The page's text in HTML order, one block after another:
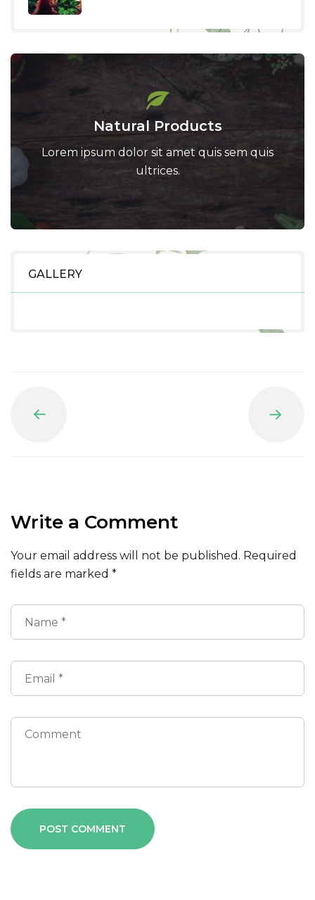
Natural Products
Lorem ipsum dolor sit amet quis sem quis
ultrices.
GALLERY
Write a Comment
Your email address will not be published. Required
fields are marked *